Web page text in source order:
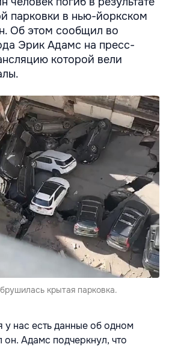
парковки в нью-йоркском
Об этом сообщил во
Эрик Адамс на пресс-
которой вели
крытая парковка.
нас есть данные об одном
Адамс подчеркнул, что